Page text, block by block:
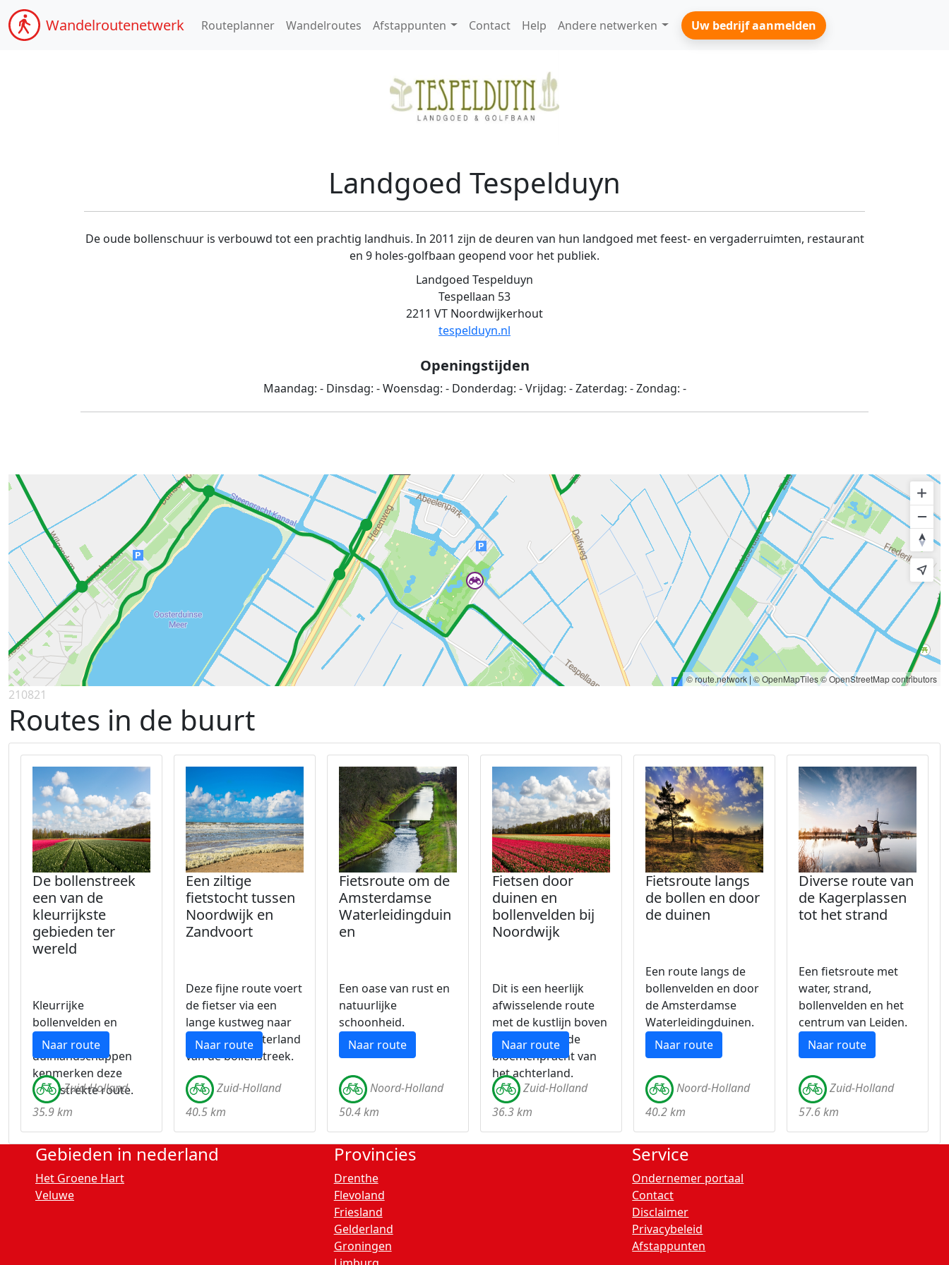
Wandelroutenetwerk Routeplanner Wandelroutes Afstappunten Contact Help Andere netwerken Uw bedrijf aanmelden
Landgoed Tespelduyn
De oude bollenschuur is verbouwd tot een prachtig landhuis. In 2011 zijn de deuren van hun landgoed met feest- en vergaderruimten, restaurant
en 9 holes-golfbaan geopend voor het publiek.
Landgoed Tespelduyn
Tespellaan 53
2211 VT Noordwijkerhout
tespelduyn.nl
Openingstijden
Maandag: - Dinsdag: -Woensdag: - Donderdag: -Vrijdag: -Zaterdag: -Zondag: -
© route.network |© OpenMapTiles© OpenStreetMap contributors
210821
Routes in de buurt
De bollenstreek
een van de
kleurrijkste
gebieden ter
wereld
Kleurrijke
bollenvelden en
mooie
duinlandschappen
kenmerken deze
uitgestrekte route.
Naar route
Zuid-Holland
35.9 km
Een ziltige
fietstocht tussen
Noordwijk en
Zandvoort
Deze fijne route voert
de fietser via een
lange kustweg naar
het mooie achterland
van de bollenstreek.
Naar route
Zuid-Holland
40.5 km
Fietsroute om de
Amsterdamse
Waterleidingduin
en
Een oase van rust en
natuurlijke
schoonheid.
Naar route
Noord-Holland
50.4 km
Fietsen door
duinen en
bollenvelden bij
Noordwijk
Dit is een heerlijk
afwisselende route
met de kustlijn boven
Noordwijk en de
bloemenpracht van
het achterland.
Naar route
Zuid-Holland
36.3 km
Fietsroute langs
de bollen en door
de duinen
Een route langs de
bollenvelden en door
de Amsterdamse
Waterleidingduinen.
Naar route
Noord-Holland
40.2 km
Diverse route van
de Kagerplassen
tot het strand
Een fietsroute met
water, strand,
bollenvelden en het
centrum van Leiden.
Naar route
Zuid-Holland
57.6 km
Gebieden in nederland
Het Groene Hart
Veluwe
Provincies
Drenthe
Flevoland
Friesland
Gelderland
Groningen
Service
Ondernemer portaal
Contact
Disclaimer
Privacybeleid
Afstappunten